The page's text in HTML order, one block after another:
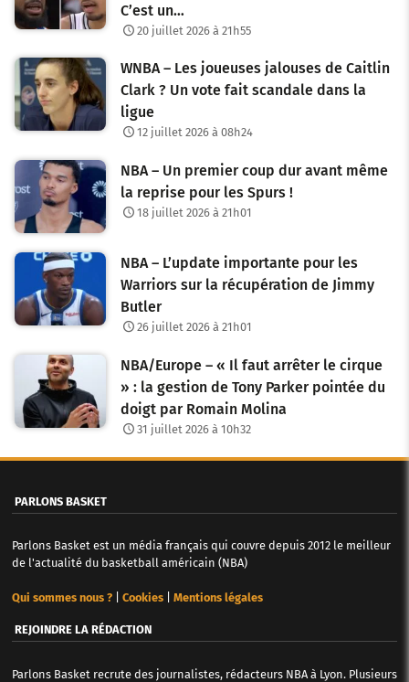
C’est un…
20 juillet 2026 à 21h55
WNBA – Les joueuses jalouses de Caitlin
Clark ? Un vote fait scandale dans la
ligue
12 juillet 2026 à 08h24
NBA – Un premier coup dur avant même
la reprise pour les Spurs !
18 juillet 2026 à 21h01
NBA – L’update importante pour les
Warriors sur la récupération de Jimmy
Butler
26 juillet 2026 à 21h01
NBA/Europe – « Il faut arrêter le cirque
» : la gestion de Tony Parker pointée du
doigt par Romain Molina
31 juillet 2026 à 10h32
PARLONS BASKET
Parlons Basket est un média français qui couvre depuis 2012 le meilleur
de l'actualité du basketball américain (NBA)
Qui sommes nous ?| Cookies| Mentions légales
REJOINDRE LA RÉDACTION
Parlons Basket recrute des journalistes, rédacteurs NBA à Lyon. Plusieurs